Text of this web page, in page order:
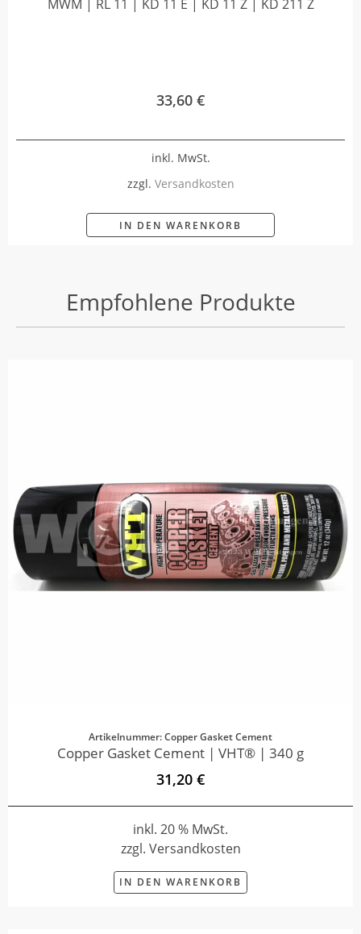
MWM | RL 11 | KD 11 E | KD 11 Z | KD 211 Z
33,60 €
inkl. MwSt.
zzgl. Versandkosten
IN DEN WARENKORB
Empfohlene Produkte
Artikelnummer: Copper Gasket Cement
Copper Gasket Cement | VHT® | 340 g
31,20 €
inkl. 20 % MwSt.
zzgl. Versandkosten
IN DEN WARENKORB